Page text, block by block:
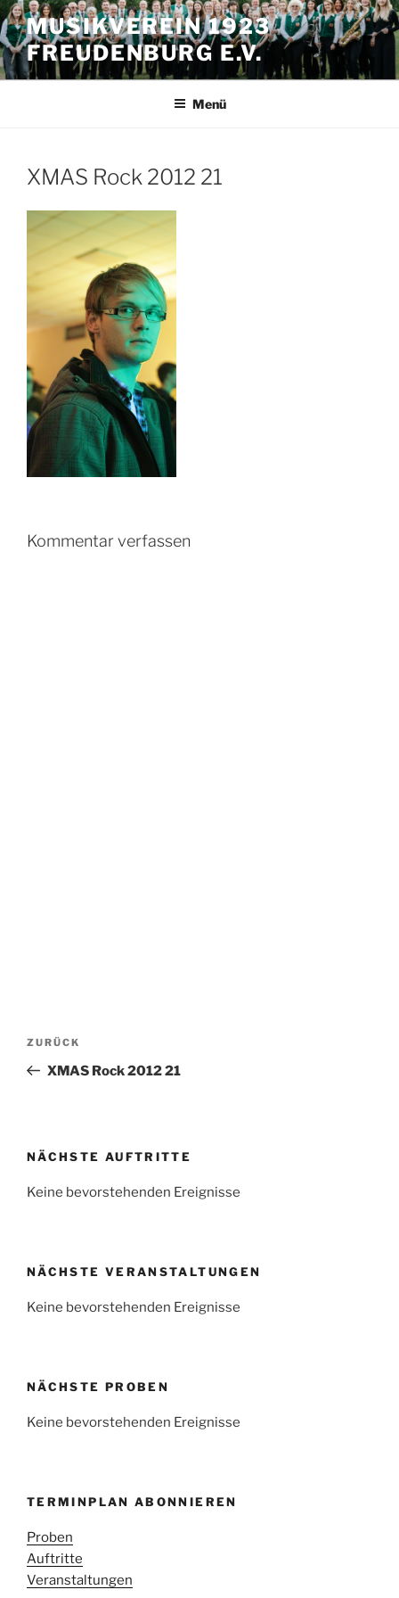
Zum
Inhalt
springen
MUSIKVEREIN 1923
FREUDENBURG E.V.
Menü
XMAS Rock 2012 21
Kommentar verfassen
Beitragsnavigation
Vorheriger
Beitrag
ZURÜCK
XMAS Rock 2012 21
NÄCHSTE AUFTRITTE
Keine bevorstehenden Ereignisse
NÄCHSTE VERANSTALTUNGEN
Keine bevorstehenden Ereignisse
NÄCHSTE PROBEN
Keine bevorstehenden Ereignisse
TERMINPLAN ABONNIEREN
Proben
Auftritte
Veranstaltungen